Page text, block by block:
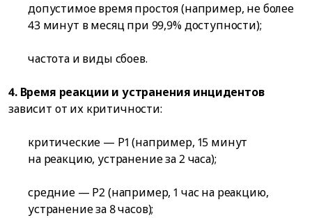
допустимое время простоя (например, не более
43 минут в месяц при 99,9% доступности);
частота и виды сбоев.
4. Время реакции и устранения инцидентов
зависит от их критичности:
критические — P1 (например, 15 минут
на реакцию, устранение за 2 часа);
средние — P2 (например, 1 час на реакцию,
устранение за 8 часов);